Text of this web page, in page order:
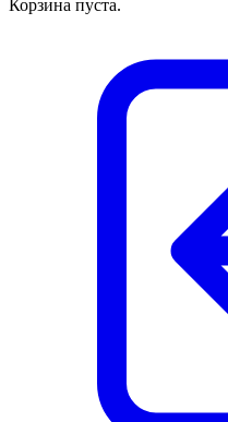
Корзина пуста.